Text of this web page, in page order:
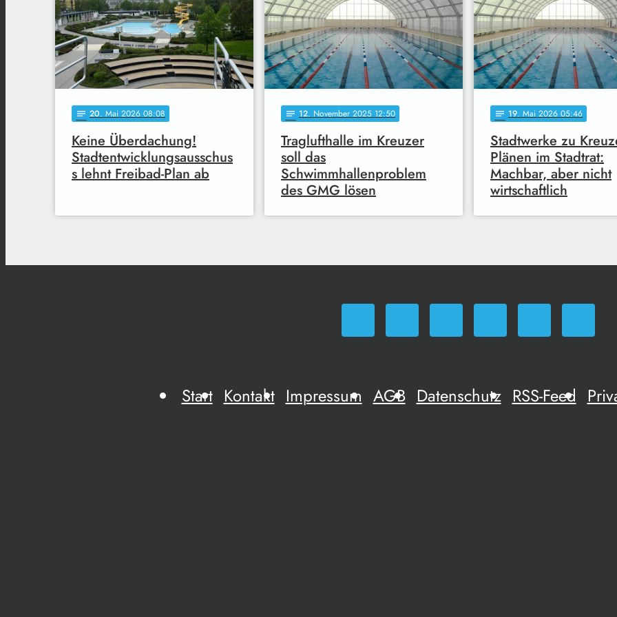
notes 20. Mai 2026 08:08
Keine Überdachung!
Stadtentwicklungsausschus
s lehnt Freibad-Plan ab
notes 12. November 2025 12:50
Traglufthalle im Kreuzer
soll das
Schwimmhallenproblem
des GMG lösen
notes 19. Mai 2026 05:46
Stadtwerke zu
Plänen im Stadtrat:
Machbar, aber nicht
wirtschaftlich
Start Kontakt Impressum AGB Datenschutz RSS-Feed